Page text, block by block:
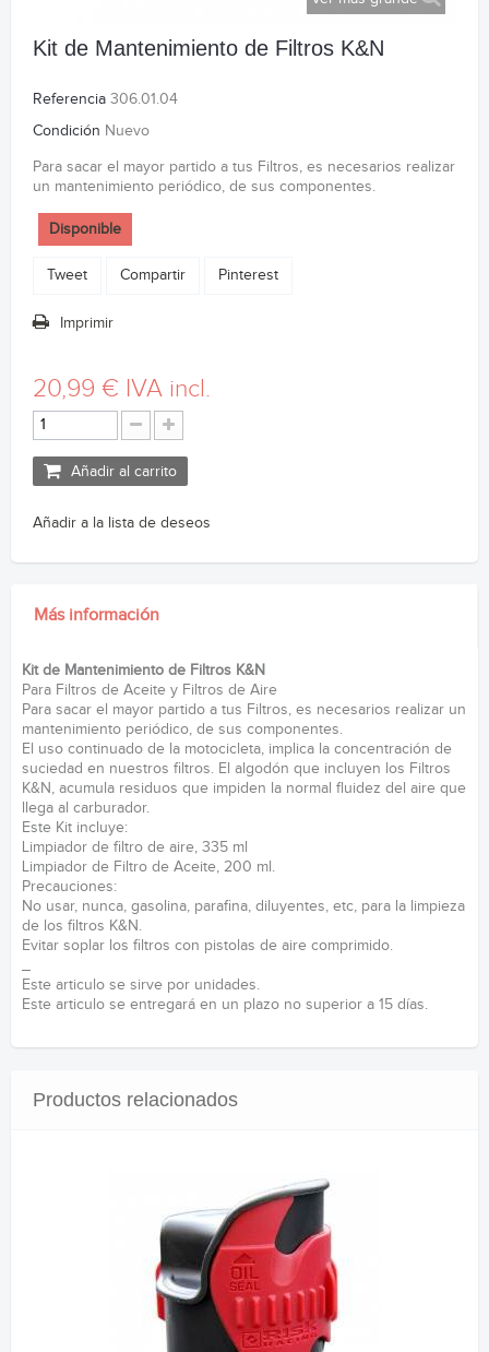
Kit de Mantenimiento de Filtros K&N
Referencia 306.01.04
Condición Nuevo
Para sacar el mayor partido a tus Filtros, es necesarios realizar
un mantenimiento periódico, de sus componentes.
Disponible
Tweet Compartir Pinterest
Imprimir
20,99 € IVA incl.
Añadir al carrito
Añadir a la lista de deseos
Más información
Kit de Mantenimiento de Filtros K&N
Para Filtros de Aceite y Filtros de Aire
Para sacar el mayor partido a tus Filtros, es necesarios realizar un
mantenimiento periódico, de sus componentes.
El uso continuado de la motocicleta, implica la concentración de
suciedad en nuestros filtros. El algodón que incluyen los Filtros
K&N, acumula residuos que impiden la normal fluidez del aire que
llega al carburador.
Este Kit incluye:
Limpiador de filtro de aire, 335 ml
Limpiador de Filtro de Aceite, 200 ml.
Precauciones:
No usar, nunca, gasolina, parafina, diluyentes, etc, para la limpieza
de los filtros K&N.
Evitar soplar los filtros con pistolas de aire comprimido.
Este articulo se sirve por unidades.
Este articulo se entregará en un plazo no superior a 15 días.
Productos relacionados